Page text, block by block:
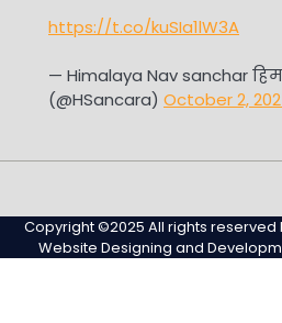
https://t.co/kuSIa1lW3A
— Himalaya Nav sanchar
(@HSancara) October 2,
(no
title)
Page
Page
Copyright ©2025 All rights reserved
Website Designing and